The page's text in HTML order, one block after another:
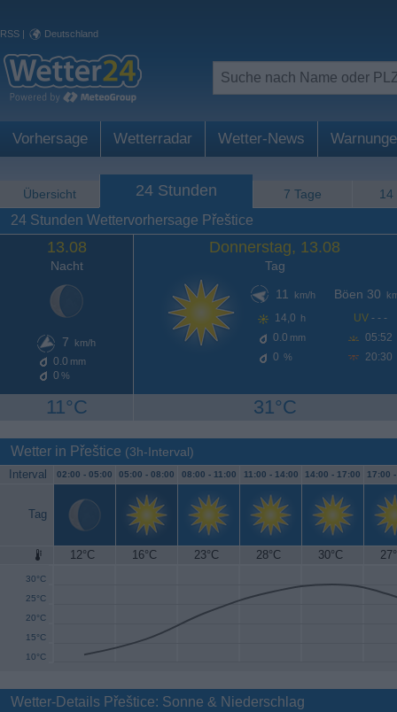
RSS | Deutschland
Vorhersage Wetterradar Wetter-News
Übersicht 24 Stunden 7 Tage 14
24 Stunden Wettervorhersage Přeštice
13.08
Nacht
7 km/h
0.0 mm
0 %
11°C
Donnerstag, 13.08
Tag
11
km/h
14,0 h
0.0 mm
0 %
Böen 30
UV - - -
05:52
20:30
31°C
Wetter in Přeštice (3h-Interval)
Interval 02:00 - 05:00 05:00 - 08:00 08:00 - 11:00 11:00 - 14:00 14:00 - 17:00 17:00
Tag
12°C 16°C 23°C 28°C 30°C
10°C
15°C
20°C
25°C
30°C
35°C
Wetter-Details Přeštice: Sonne & Niederschlag